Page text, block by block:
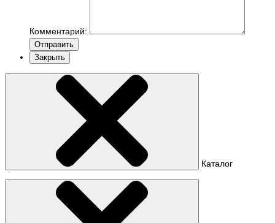
Комментарий:
Отправить
Закрыть
Каталог